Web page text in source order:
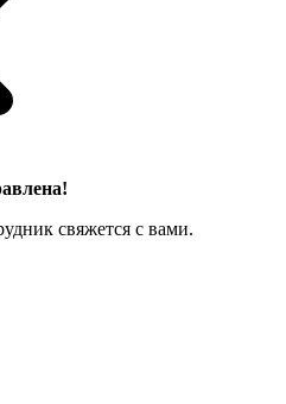
свяжется с вами.